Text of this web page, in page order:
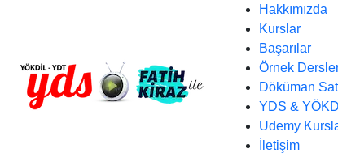
Hakkımızda
Kurslar
Başarılar
Örnek
Döküman
YDS &
Udemy
İletişim